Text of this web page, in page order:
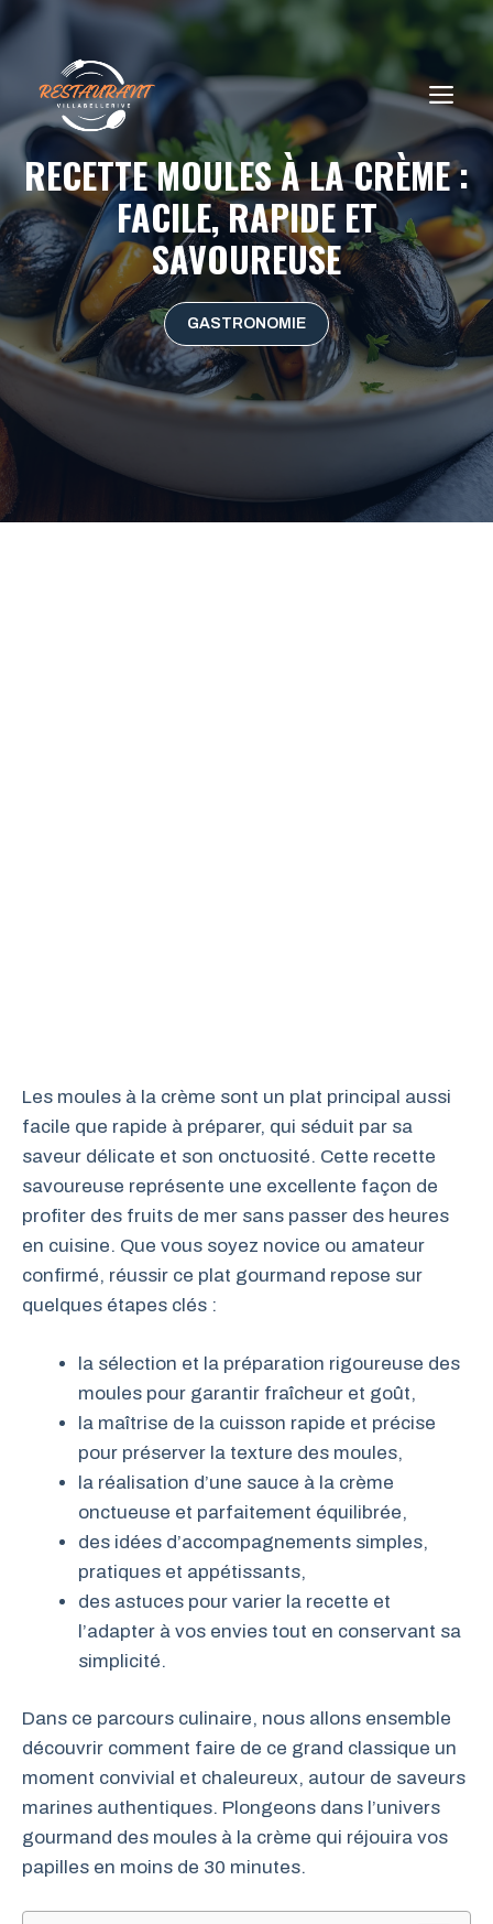
Aller
au
contenu
RECETTE MOULES À LA CRÈME :
FACILE, RAPIDE ET
SAVOUREUSE
GASTRONOMIE
Les moules à la crème sont un plat principal aussi
facile que rapide à préparer, qui séduit par sa
saveur délicate et son onctuosité. Cette recette
savoureuse représente une excellente façon de
profiter des fruits de mer sans passer des heures
en cuisine. Que vous soyez novice ou amateur
confirmé, réussir ce plat gourmand repose sur
quelques étapes clés :
la sélection et la préparation rigoureuse des
moules pour garantir fraîcheur et goût,
la maîtrise de la cuisson rapide et précise
pour préserver la texture des moules,
la réalisation d’une sauce à la crème
onctueuse et parfaitement équilibrée,
des idées d’accompagnements simples,
pratiques et appétissants,
des astuces pour varier la recette et
l’adapter à vos envies tout en conservant sa
simplicité.
Dans ce parcours culinaire, nous allons ensemble
découvrir comment faire de ce grand classique un
moment convivial et chaleureux, autour de saveurs
marines authentiques. Plongeons dans l’univers
gourmand des moules à la crème qui réjouira vos
papilles en moins de 30 minutes.